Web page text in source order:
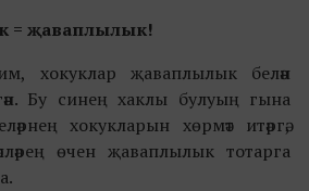
= җаваплылык!
хокуклар җаваплылык белән
Бу синең хаклы булуың гына
хокукларын хөрмәт итәргә,
өчен җаваплылык тотарга